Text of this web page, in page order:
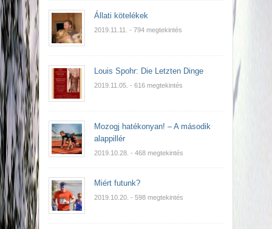
Állati kötelékek
2019.11.11. - 794 megtekintés
Louis Spohr: Die Letzten Dinge
2019.11.05. - 616 megtekintés
Mozogj hatékonyan! – A második
alappillér
2019.10.28. - 468 megtekintés
Miért futunk?
2019.10.20. - 598 megtekintés